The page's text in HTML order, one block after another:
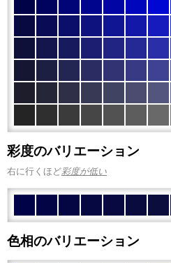
彩度のバリエーション
右に行くほど彩度が低い
色相のバリエーション